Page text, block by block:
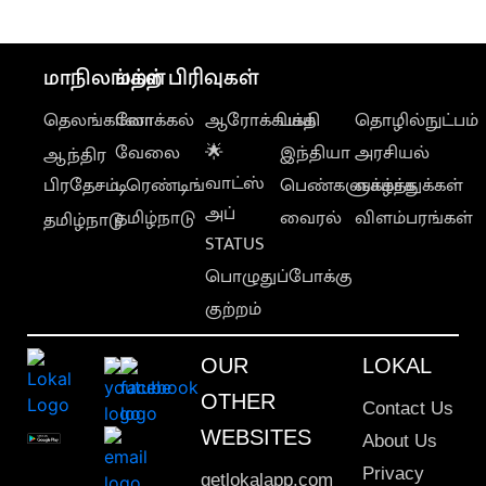
மாநிலங்கள்
தெலங்கானா
ஆந்திர
பிரதேசம்
தமிழ்நாடு
மற்ற பிரிவுகள்
லோக்கல்
வேலை
டிரெண்டிங்
தமிழ்நாடு
ஆரோக்கியம்
🌟
வாட்ஸ்
அப்
STATUS
பொழுதுப்போக்கு
குற்றம்
பக்தி
இந்தியா
பெண்களுக்காக
வைரல்
தொழில்நுட்பம்
அரசியல்
வாழ்த்துக்கள்
விளம்பரங்கள்
OUR
OTHER
WEBSITES
getlokalapp.com
LOKAL
Contact Us
About Us
Privacy